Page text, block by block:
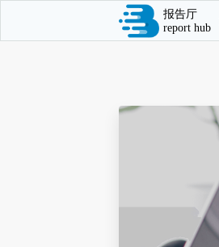
报告厅
report hub